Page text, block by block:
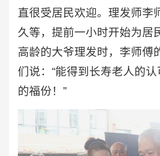
直很受居民欢迎。理发师李
久等，提前一小时开始为居
高龄的大爷理发时，李师傅
们说：“能得到长寿老人的
的福份！”